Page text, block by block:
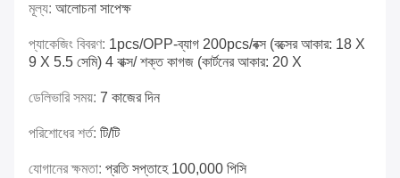
মূল্য: আলোচনা সাপেক্ষ
প্যাকেজিং বিবরণ: 1pcs/OPP-ব্যাগ 200pcs/বক্স (বক্সের আকার: 18 X
9 X 5.5 সেমি) 4 বাক্স/ শক্ত কাগজ (কার্টনের আকার: 20 X
ডেলিভারি সময়: 7 কাজের দিন
পরিশোধের শর্ত: টি/টি
যোগানের ক্ষমতা: প্রতি সপ্তাহে 100,000 পিসি